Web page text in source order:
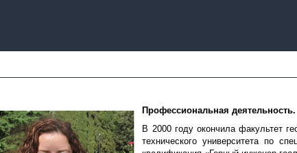
Профессиональная деятельность.
В 2000 году окончила факультет
технического университета по